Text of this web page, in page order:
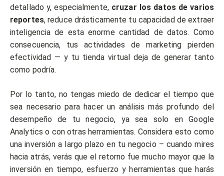
detallado y, especialmente, cruzar los datos de varios
reportes, reduce drásticamente tu capacidad de extraer
inteligencia de esta enorme cantidad de datos. Como
consecuencia, tus actividades de marketing pierden
efectividad — y tu tienda virtual deja de generar tanto
como podría.
Por lo tanto, no tengas miedo de dedicar el tiempo que
sea necesario para hacer un análisis más profundo del
desempeño de tu negocio, ya sea solo en Google
Analytics o con otras herramientas. Considera esto como
una inversión a largo plazo en tu negocio – cuando mires
hacia atrás, verás que el retorno fue mucho mayor que la
inversión en tiempo, esfuerzo y herramientas que harás